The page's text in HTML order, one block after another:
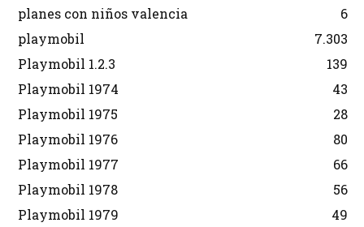
planes con niños valencia
6
playmobil
7.303
Playmobil 1.2.3
139
Playmobil 1974
43
Playmobil 1975
28
Playmobil 1976
80
Playmobil 1977
66
Playmobil 1978
56
Playmobil 1979
49